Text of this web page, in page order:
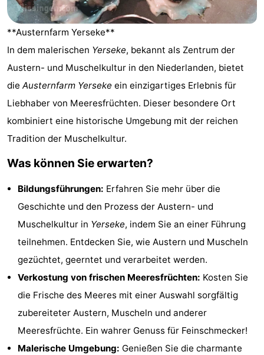
Dishoek
Noordzee
Résidence
Dishoek
Campingplätze
Ferienhäuser
-
Duinhof
Klein
-
Duinzicht
-
Noordzee
Resort
Vlissingen
Noordzee
Résidence
Dishoek
Strandcamping
Valkenisse
Strandpark
Zeeland
Vebenabos
Westduin
Hotels
**Austernfarm Yerseke**
In dem malerischen Yerseke, bekannt als Zentrum der
Austern- und Muschelkultur in den Niederlanden, bietet
die Austernfarm Yerseke ein einzigartiges Erlebnis für
Liebhaber von Meeresfrüchten. Dieser besondere Ort
kombiniert eine historische Umgebung mit der reichen
Tradition der Muschelkultur.
Was können Sie erwarten?
Bildungsführungen: Erfahren Sie mehr über die
Geschichte und den Prozess der Austern- und
Muschelkultur in Yerseke, indem Sie an einer Führung
teilnehmen. Entdecken Sie, wie Austern und Muscheln
gezüchtet, geerntet und verarbeitet werden.
Verkostung von frischen Meeresfrüchten: Kosten Sie
die Frische des Meeres mit einer Auswahl sorgfältig
zubereiteter Austern, Muscheln und anderer
Meeresfrüchte. Ein wahrer Genuss für Feinschmecker!
Malerische Umgebung: Genießen Sie die charmante